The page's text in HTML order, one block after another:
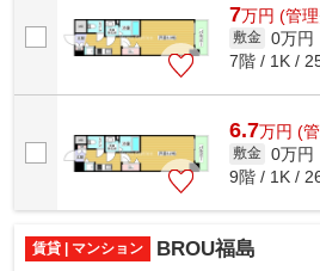
7万円 (管
敷金 0万円
7階 / 1K /
6.7万円 (
敷金 0万円
9階 / 1K /
賃貸 | マンション BROU福島